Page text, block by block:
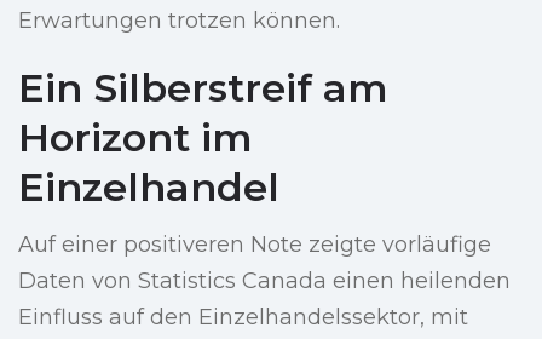
Erwartungen trotzen können.
Ein Silberstreif am
Horizont im
Einzelhandel
Auf einer positiveren Note zeigte vorläufige
Daten von Statistics Canada einen heilenden
Einfluss auf den Einzelhandelssektor, mit